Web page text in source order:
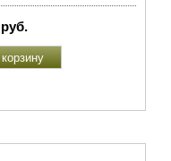
руб.